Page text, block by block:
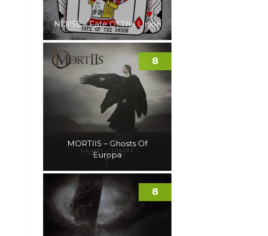
NOI!SE – Fate Of The Union
MORTIIS – Ghosts Of
Europa
8
8